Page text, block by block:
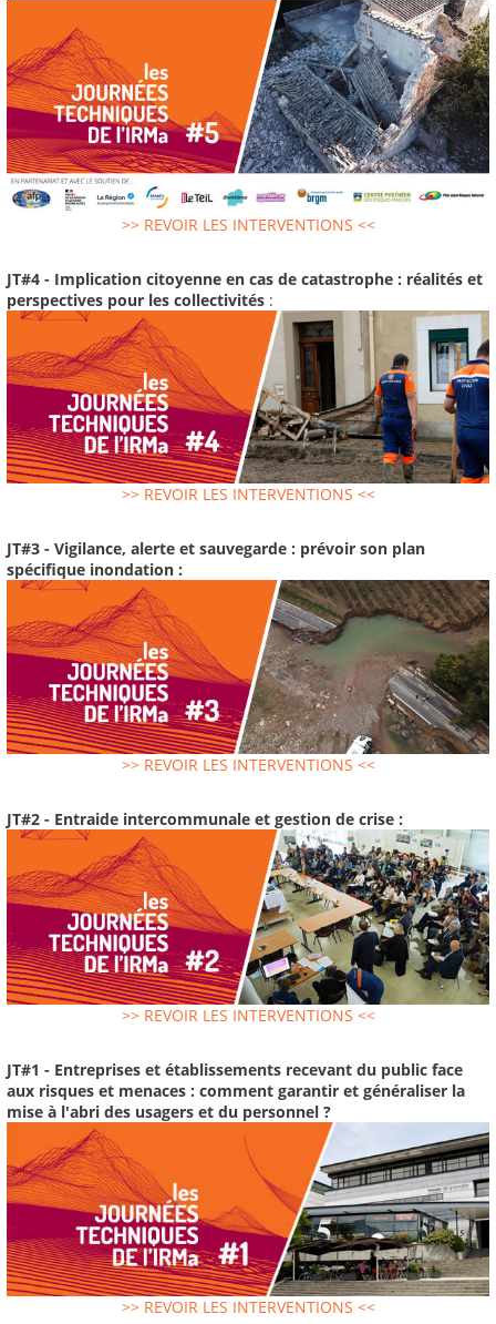
>> REVOIR LES INTERVENTIONS <<
JT#4 - Implication citoyenne en cas de catastrophe : réalités et
perspectives pour les collectivités :
>> REVOIR LES INTERVENTIONS <<
JT#3 - Vigilance, alerte et sauvegarde : prévoir son plan
spécifique inondation :
>> REVOIR LES INTERVENTIONS <<
JT#2 - Entraide intercommunale et gestion de crise :
>> REVOIR LES INTERVENTIONS <<
JT#1 - Entreprises et établissements recevant du public face
aux risques et menaces : comment garantir et généraliser la
mise à l'abri des usagers et du personnel ?
>> REVOIR LES INTERVENTIONS <<